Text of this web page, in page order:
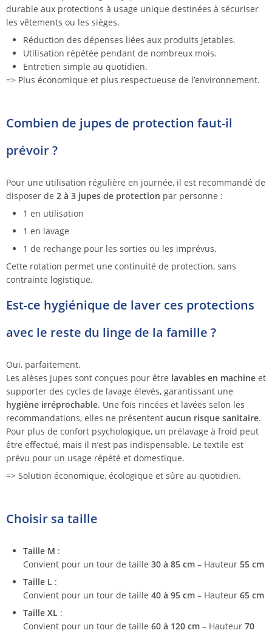
durable aux protections à usage unique destinées à sécuriser
les vêtements ou les sièges.
Réduction des dépenses liées aux produits jetables.
Utilisation répétée pendant de nombreux mois.
Entretien simple au quotidien.
=> Plus économique et plus respectueuse de l’environnement.
Combien de jupes de protection faut-il
prévoir ?
Pour une utilisation régulière en journée, il est recommandé de
disposer de 2 à 3 jupes de protection par personne :
1 en utilisation
1 en lavage
1 de rechange pour les sorties ou les imprévus.
Cette rotation permet une continuité de protection, sans
contrainte logistique.
Est-ce hygiénique de laver ces protections
avec le reste du linge de la famille ?
Oui, parfaitement.
Les alèses jupes sont conçues pour être lavables en machine et
supporter des cycles de lavage élevés, garantissant une
hygiène irréprochable. Une fois rincées et lavées selon les
recommandations, elles ne présentent aucun risque sanitaire.
Pour plus de confort psychologique, un prélavage à froid peut
être effectué, mais il n’est pas indispensable. Le textile est
prévu pour un usage répété et domestique.
=> Solution économique, écologique et sûre au quotidien.
Choisir sa taille
Taille M :
Convient pour un tour de taille 30 à 85 cm – Hauteur 55 cm
Taille L :
Convient pour un tour de taille 40 à 95 cm – Hauteur 65 cm
Taille XL :
Convient pour un tour de taille 60 à 120 cm – Hauteur 70